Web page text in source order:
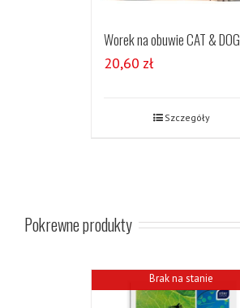
Worek na obuwie CAT & DOG
20,60 zł
Szczegóły
Pokrewne produkty
Brak na stanie